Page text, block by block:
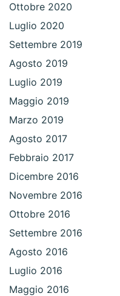
Ottobre 2020
Luglio 2020
Settembre 2019
Agosto 2019
Luglio 2019
Maggio 2019
Marzo 2019
Agosto 2017
Febbraio 2017
Dicembre 2016
Novembre 2016
Ottobre 2016
Settembre 2016
Agosto 2016
Luglio 2016
Maggio 2016